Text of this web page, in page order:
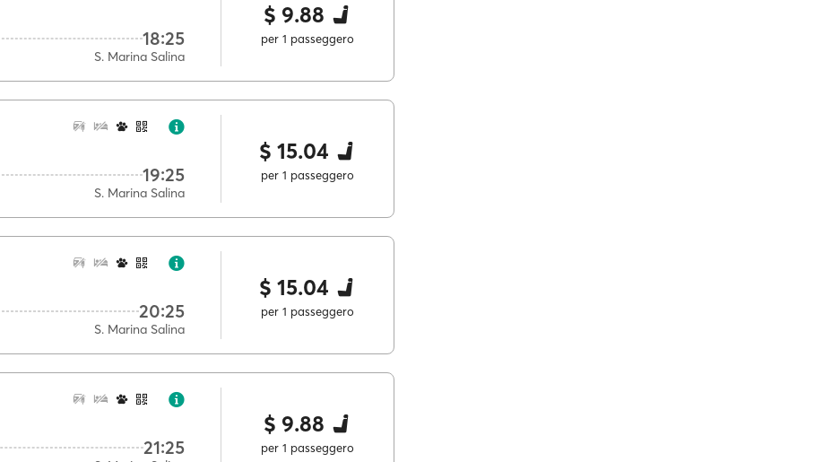
18:25
S. Marina Salina
$ 9.88
per 1 passeggero
19:25
S. Marina Salina
$ 15.04
per 1 passeggero
20:25
S. Marina Salina
$ 15.04
per 1 passeggero
21:25
$ 9.88
per 1 passeggero